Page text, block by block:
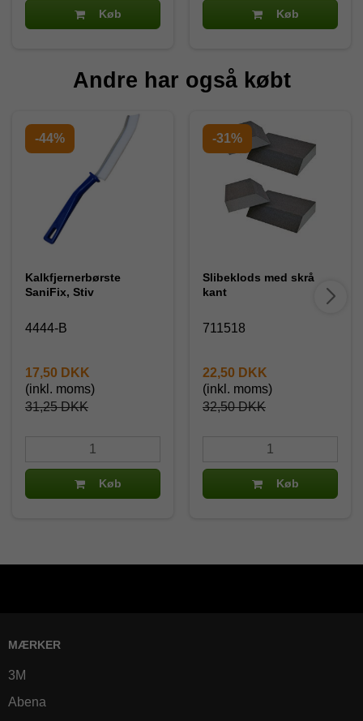
Køb Køb
Andre har også købt
-44%
Kalkfjernerbørste
SaniFix, Stiv
4444-B
31,25 DKK
17,50 DKK
(inkl. moms)
Køb
-31%
Slibeklods med skrå
kant
711518
32,50 DKK
22,50 DKK
(inkl. moms)
Køb
MÆRKER
3M
Abena